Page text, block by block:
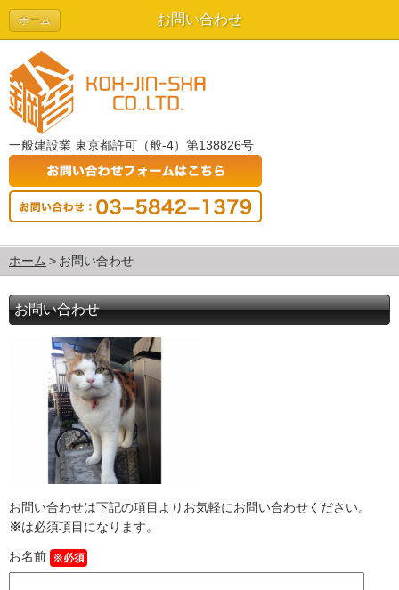
お問い合わせ
ホーム
一般建設業 東京都許可（般-4）第138826号
ホーム お問い合わせ
お問い合わせ
お問い合わせは下記の項目よりお気軽にお問い合わせください。
※は必須項目になります。
お名前 ※必須